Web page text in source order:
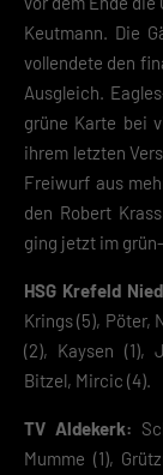
Keutmann. Die
vollendete den
Ausgleich.
grüne Karte bei
ihrem letzten
Freiwurf aus
den Robert
ging jetzt im
HSG Krefeld
Krings (5), Pöter,
(2), Kaysen (1),
Bitzel, Mircic (4).
TV Aldekerk:
Mumme (1),